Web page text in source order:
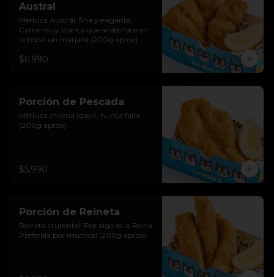
Austral
Merluza Austral, fina y elegante.
Carne muy blanca que se deshace en
la boca! un marjars! (200g aprox)
$6.990
Porción de Pescada
Merluza chilena (gayi), nunca falla.
(200g aprox)
$5.990
Porción de Reineta
Reineta crujiente!! Por algo es la Reina.
Preferida por muchos! (200g aprox)